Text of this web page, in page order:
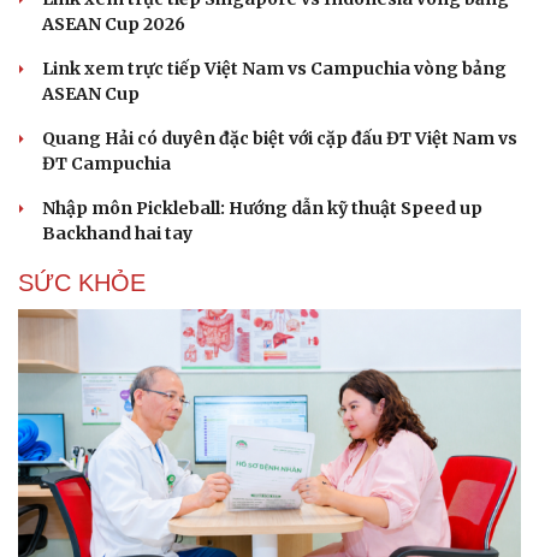
Du lịch
Săn Tour
check-in
Podcast
Cửa sổ tình yêu
Kể chuyện cho bé
ASEAN Cup 2026
Link xem trực tiếp Việt Nam vs Campuchia vòng bảng
ASEAN Cup
Quang Hải có duyên đặc biệt với cặp đấu ĐT Việt Nam vs
ĐT Campuchia
Nhập môn Pickleball: Hướng dẫn kỹ thuật Speed up
Backhand hai tay
SỨC KHỎE